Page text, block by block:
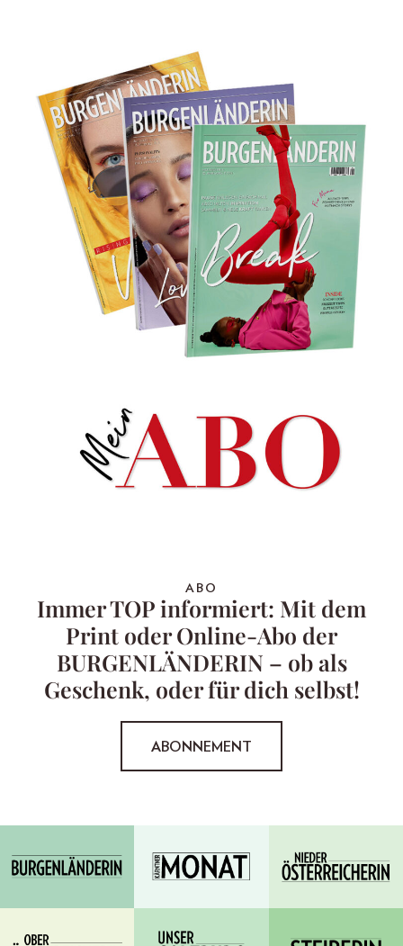
ABO
Immer TOP informiert: Mit dem
Print oder Online-Abo der
BURGENLÄNDERIN – ob als
Geschenk, oder für dich selbst!
ABONNEMENT